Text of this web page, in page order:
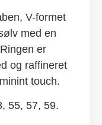
V-formet
med en
er
og raffineret
touch.
55, 57, 59.